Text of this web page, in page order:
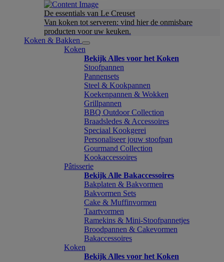
De essentials van Le Creuset
Van koken tot serveren: vind hier de onmisbare
producten voor uw keuken.
Koken & Bakken
Koken
Bekijk Alles voor het Koken
Stoofpannen
Pannensets
Steel & Kookpannen
Koekenpannen & Wokken
Grillpannen
BBQ Outdoor Collection
Braadsledes & Accessoires
Speciaal Kookgerei
Personaliseer jouw stoofpan
Gourmand Collection
Kookaccessoires
Pâtisserie
Bekijk Alle Bakaccessoires
Bakplaten & Bakvormen
Bakvormen Sets
Cake & Muffinvormen
Taartvormen
Ramekins & Mini-Stoofpannetjes
Broodpannen & Cakevormen
Bakaccessoires
Koken
Bekijk Alles voor het Koken